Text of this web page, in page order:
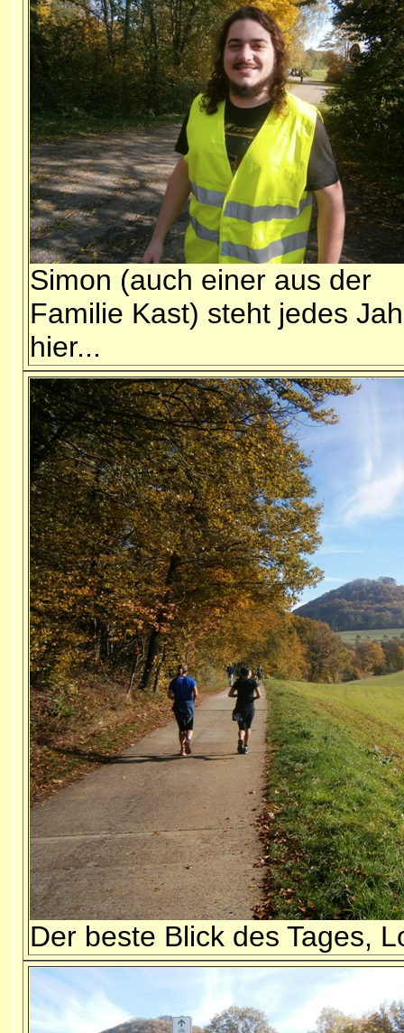
Simon (auch einer aus der
Familie Kast) steht jedes
hier...
Der beste Blick des Tages,